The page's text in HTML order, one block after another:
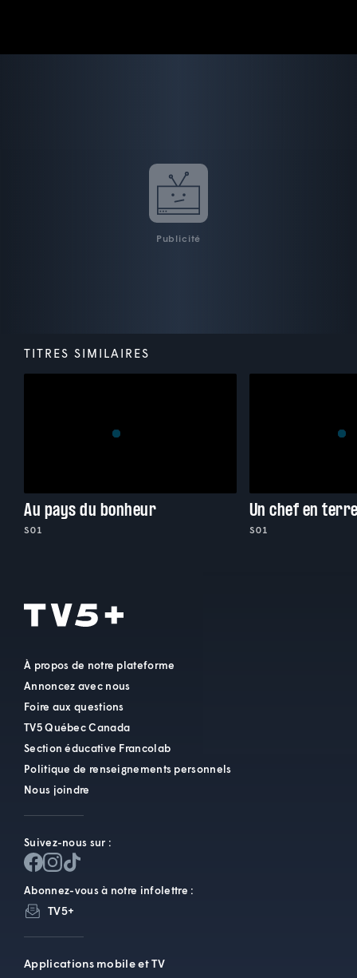
Publicité
TITRES SIMILAIRES
Au pays du bonheur
S01
Un chef en
S01
À propos de notre plateforme
Annoncez avec nous
Foire aux questions
TV5 Québec Canada
Section éducative Francolab
Politique de renseignements personnels
Nous joindre
Suivez-nous sur :
Abonnez-vous à notre infolettre :
TV5+
Applications mobile et TV